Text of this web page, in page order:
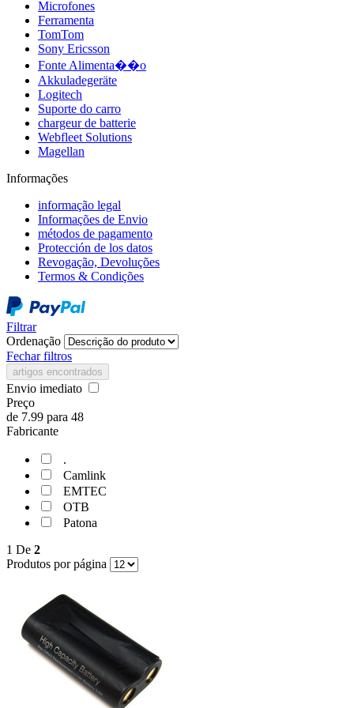
Microfones
Ferramenta
TomTom
Sony Ericsson
Fonte Alimenta��o
Akkuladegeräte
Logitech
Suporte do carro
chargeur de batterie
Webfleet Solutions
Magellan
Informações
informação legal
Informações de Envio
métodos de pagamento
Protección de los datos
Revogação, Devoluções
Termos & Condições
Filtrar
Ordenação
Fechar filtros
artigos encontrados
Envio imediato
Preço
de 7.99 para 48
Fabricante
.
Camlink
EMTEC
OTB
Patona
1 De 2
Produtos por página